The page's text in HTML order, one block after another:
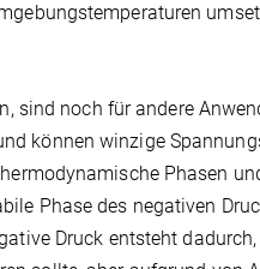
sind noch für andere
können winzige
Phasen
Phase des negativen
Druck entsteht